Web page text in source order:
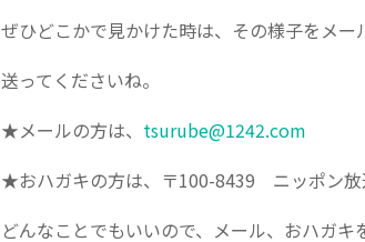
ぜひどこかで見かけた時は、その様子をメー
送ってくださいね。
★メールの方は、 tsurube@1242.com
★おハガキの方は、〒100-8439 ニッポン
どんなことでもいいので、メール、おハガキ